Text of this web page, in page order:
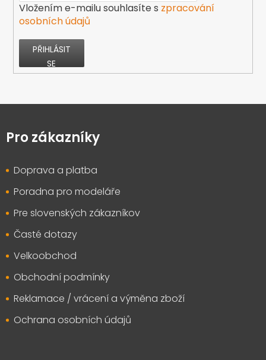
Vložením e-mailu souhlasíte s zpracování
osobních údajů
PŘIHLÁSIT
SE
pPro zákazníky
Doprava a platba
Poradna pro modeláře
Pre slovenských zákazníkov
Časté dotazy
Velkoobchod
Obchodní podmínky
Reklamace / vrácení a výměna zboží
Ochrana osobních údajů